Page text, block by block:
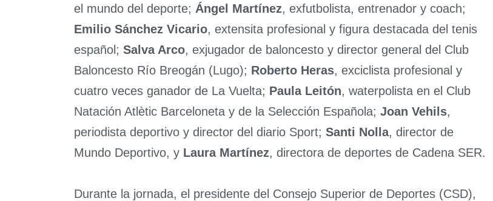
el mundo del deporte; Ángel Martínez, exfutbolista, entrenador y coach;
Emilio Sánchez Vicario, extensita profesional y figura destacada del tenis
español; Salva Arco, exjugador de baloncesto y director general del Club
Baloncesto Río Breogán (Lugo); Roberto Heras, exciclista profesional y
cuatro veces ganador de La Vuelta; Paula Leitón, waterpolista en el Club
Natación Atlètic Barceloneta y de la Selección Española; Joan Vehils,
periodista deportivo y director del diario Sport; Santi Nolla, director de
Mundo Deportivo, y Laura Martínez, directora de deportes de Cadena SER.
Durante la jornada, el presidente del Consejo Superior de Deportes (CSD),